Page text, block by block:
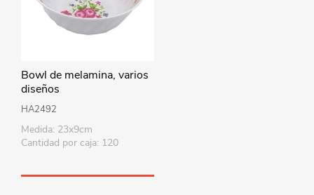
Bowl de melamina, varios
diseños
HA2492
Medida: 23x9cm
Cantidad por caja: 120